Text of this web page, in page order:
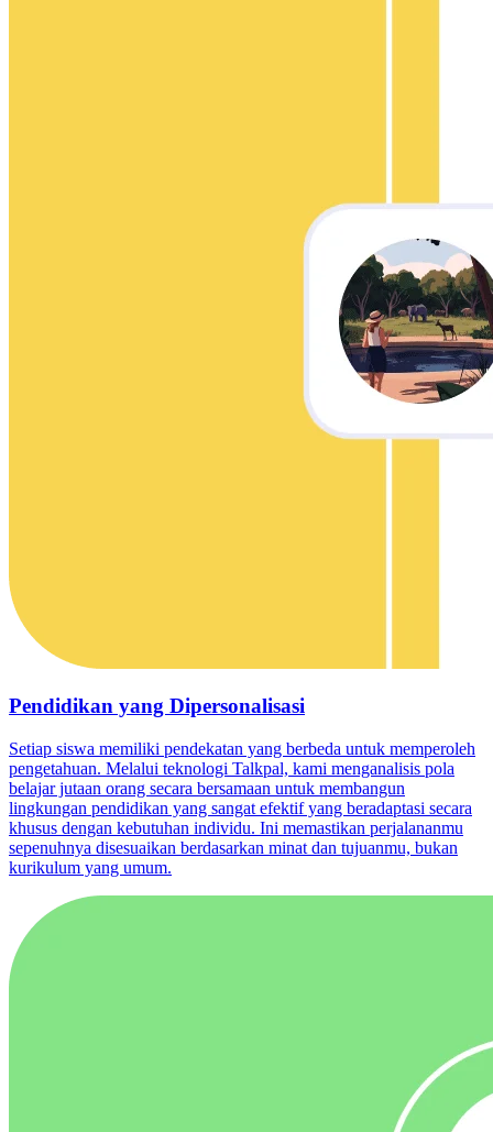
Pendidikan yang Dipersonalisasi
Setiap siswa memiliki pendekatan yang berbeda untuk memperoleh
pengetahuan. Melalui teknologi Talkpal, kami menganalisis pola
belajar jutaan orang secara bersamaan untuk membangun
lingkungan pendidikan yang sangat efektif yang beradaptasi secara
khusus dengan kebutuhan individu. Ini memastikan perjalananmu
sepenuhnya disesuaikan berdasarkan minat dan tujuanmu, bukan
kurikulum yang umum.